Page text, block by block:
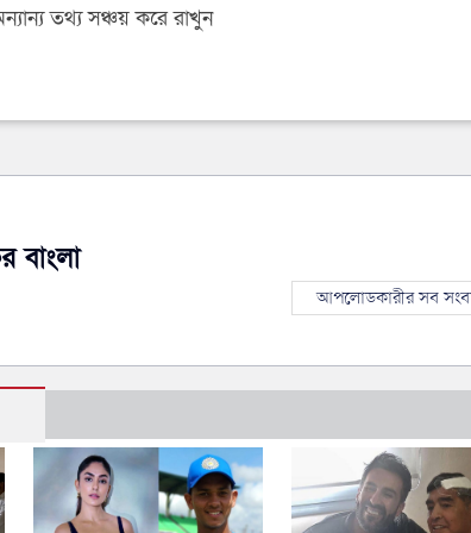
তথ্য সঞ্চয় করে রাখুন
বাংলা
আপলোডকারীর সব